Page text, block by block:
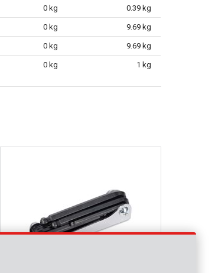
0 kg 0.39 kg
0 kg 9.69 kg
0 kg 9.69 kg
0 kg 1 kg